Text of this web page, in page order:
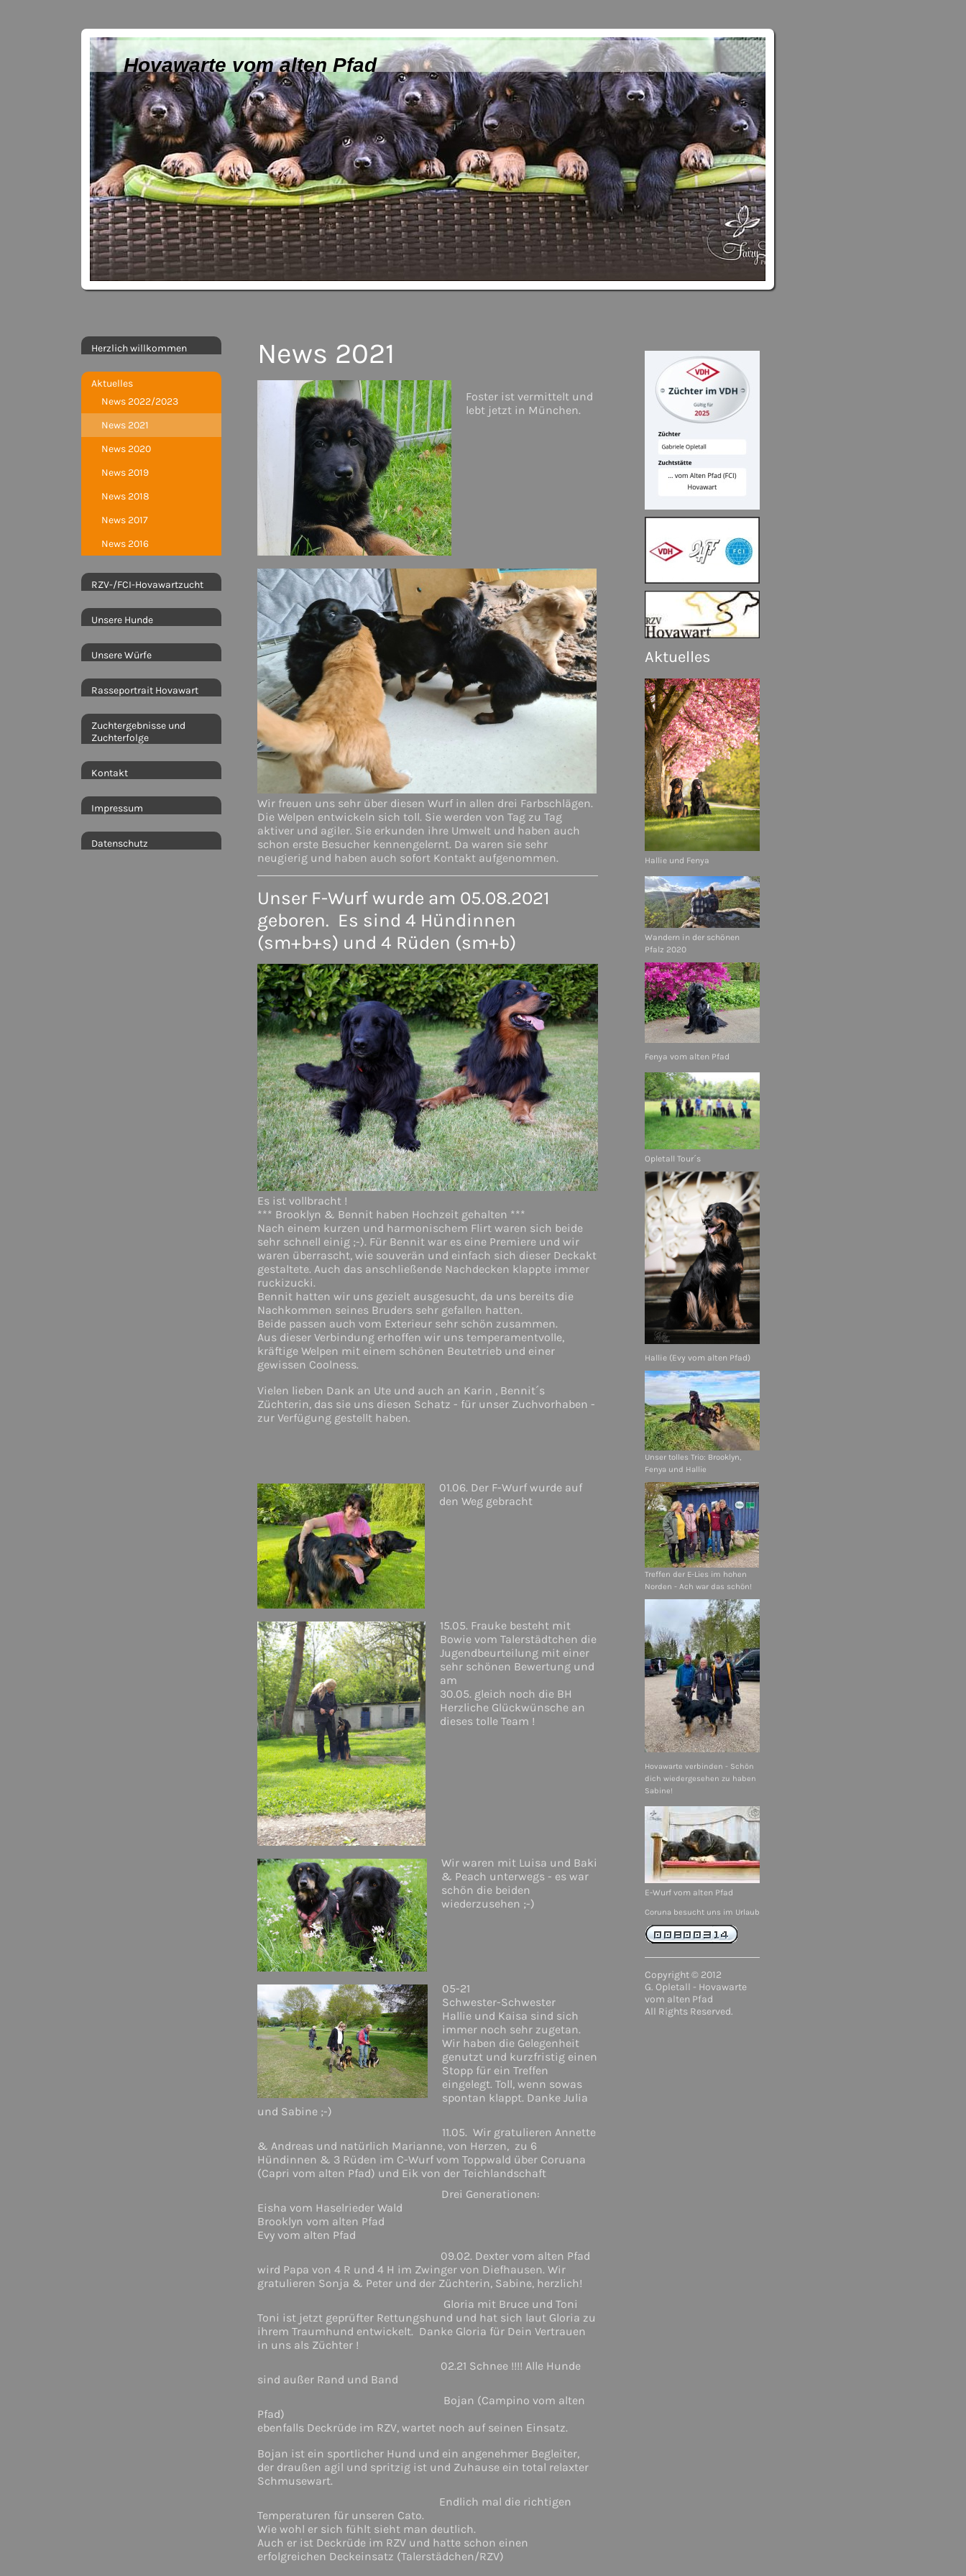
Hovawarte vom alten Pfad
Herzlich willkommen
Aktuelles
News 2022/2023
News 2021
News 2020
News 2019
News 2018
News 2017
News 2016
RZV-/FCI-Hovawartzucht
Unsere Hunde
Unsere Würfe
Rasseportrait Hovawart
Zuchtergebnisse und
Zuchterfolge
Kontakt
Impressum
Datenschutz
News 2021
Foster ist vermittelt und
lebt jetzt in München.
Wir freuen uns sehr über diesen Wurf in allen drei Farbschlägen.
Die Welpen entwickeln sich toll. Sie werden von Tag zu Tag
aktiver und agiler. Sie erkunden ihre Umwelt und haben auch
schon erste Besucher kennengelernt. Da waren sie sehr
neugierig und haben auch sofort Kontakt aufgenommen.
Unser F-Wurf wurde am 05.08.2021
geboren. Es sind 4 Hündinnen
(sm+b+s) und 4 Rüden (sm+b)
Es ist vollbracht !
*** Brooklyn & Bennit haben Hochzeit gehalten ***
Nach einem kurzen und harmonischem Flirt waren sich beide
sehr schnell einig ;-). Für Bennit war es eine Premiere und wir
waren überrascht, wie souverän und einfach sich dieser Deckakt
gestaltete. Auch das anschließende Nachdecken klappte immer
ruckizucki.
Bennit hatten wir uns gezielt ausgesucht, da uns bereits die
Nachkommen seines Bruders sehr gefallen hatten.
Beide passen auch vom Exterieur sehr schön zusammen.
Aus dieser Verbindung erhoffen wir uns temperamentvolle,
kräftige Welpen mit einem schönen Beutetrieb und einer
gewissen Coolness.
Vielen lieben Dank an Ute und auch an Karin , Bennit´s
Züchterin, das sie uns diesen Schatz - für unser Zuchvorhaben -
zur Verfügung gestellt haben.
01.06. Der F-Wurf wurde auf
den Weg gebracht
15.05. Frauke besteht mit
Bowie vom Talerstädtchen die
Jugendbeurteilung mit einer
sehr schönen Bewertung und
am
30.05. gleich noch die BH
Herzliche Glückwünsche an
dieses tolle Team !
Wir waren mit Luisa und Baki
& Peach unterwegs - es war
schön die beiden
wiederzusehen ;-)
05-21
Schwester-Schwester
Hallie und Kaisa sind sich
immer noch sehr zugetan.
Wir haben die Gelegenheit
genutzt und kurzfristig einen
Stopp für ein Treffen
eingelegt. Toll, wenn sowas
spontan klappt. Danke Julia
und Sabine ;-)
11.05. Wir gratulieren Annette
& Andreas und natürlich Marianne, von Herzen, zu 6
Hündinnen & 3 Rüden im C-Wurf vom Toppwald über Coruana
(Capri vom alten Pfad) und Eik von der Teichlandschaft
Drei Generationen:
Eisha vom Haselrieder Wald
Brooklyn vom alten Pfad
Evy vom alten Pfad
09.02. Dexter vom alten Pfad
wird Papa von 4 R und 4 H im Zwinger von Diefhausen. Wir
gratulieren Sonja & Peter und der Züchterin, Sabine, herzlich!
Gloria mit Bruce und Toni
Toni ist jetzt geprüfter Rettungshund und hat sich laut Gloria zu
ihrem Traumhund entwickelt. Danke Gloria für Dein Vertrauen
in uns als Züchter !
02.21 Schnee !!!! Alle Hunde
sind außer Rand und Band
Bojan (Campino vom alten
Pfad)
ebenfalls Deckrüde im RZV, wartet noch auf seinen Einsatz.
Bojan ist ein sportlicher Hund und ein angenehmer Begleiter,
der draußen agil und spritzig ist und Zuhause ein total relaxter
Schmusewart.
Endlich mal die richtigen
Temperaturen für unseren Cato.
Wie wohl er sich fühlt sieht man deutlich.
Auch er ist Deckrüde im RZV und hatte schon einen
erfolgreichen Deckeinsatz (Talerstädchen/RZV)
Aktuelles
Hallie und Fenya
Wandern in der schönen
Pfalz 2020
Fenya vom alten Pfad
Opletall Tour´s
Hallie (Evy vom alten Pfad)
Unser tolles Trio: Brooklyn,
Fenya und Hallie
Treffen der E-Lies im hohen
Norden - Ach war das schön!
Hovawarte verbinden - Schön
dich wiedergesehen zu haben
Sabine!
E-Wurf vom alten Pfad
Coruna besucht uns im Urlaub
Copyright © 2012
G. Opletall - Hovawarte
vom alten Pfad
All Rights Reserved.